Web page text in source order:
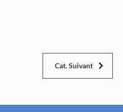
Cat. Suivant